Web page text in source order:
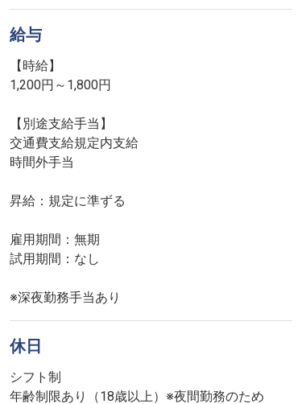
給与
【時給】
1,200円～1,800円
【別途支給手当】
交通費支給規定内支給
時間外手当
昇給：規定に準ずる
雇用期間：無期
試用期間：なし
※深夜勤務手当あり
休日
シフト制
年齢制限あり（18歳以上）※夜間勤務のため